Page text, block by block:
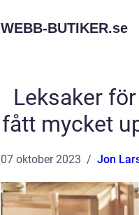
WEBB-BUTIKER.se
Leksaker
fått mycket
07 oktober 2023 Jon